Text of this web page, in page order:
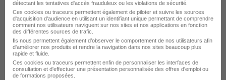
Employe de Transport H/F
PROMAN
détectant les tentatives d'accès frauduleux ou les violations de sécurité.
Ces cookies ou traceurs permettent également de piloter et suivre les sources
d'acquisition d'audience en utilisant un identifiant unique permettant de comprendre
comment nos utilisateurs naviguent sur nos sites et nos applications en fonction
des différentes sources de trafic.
Ils nous permettent également d’observer le comportement de nos utilisateurs afin
d'améliorer nos produits et rendre la navigation dans nos sites beaucoup plus
rapide et fluide.
Ces cookies ou traceurs permettent enfin de personnaliser les interfaces de
consultation et d'effectuer une présentation personnalisée des offres d'emploi ou
de formations proposées.